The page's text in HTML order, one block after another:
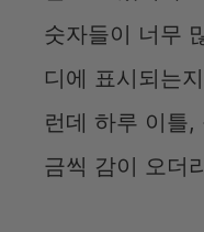
숫자들이 너무
디에 표시되는
런데 하루 이틀,
금씩 감이 오더